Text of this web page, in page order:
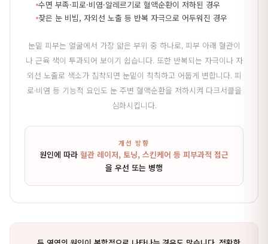
수면 부족·피로·비염·알레르기로 혈액순환이 저하된 경우
잦은 눈 비빔, 자외선 노출 등 반복 자극으로 어두워진 경우
눈밑 피부는 얼굴에서 가장 얇은 부위 중 하나로, 피부 아래 혈관이
나 근육 색이 투과되어 보이기 쉽습니다. 또한 반복되는 자극이나 자
외선 노출로 색소가 침착되면 눈밑이 칙칙하고 어둡게 변합니다. 피
로·비염 등 기능적 요인도 눈 주변 혈액순환을 저하시켜 다크서클을
심화시킵니다.
개선 방향
원인에 따라 혈관 레이저, 토닝, 스킨케어 등 피부과적 접근
을 우선 또는 병행